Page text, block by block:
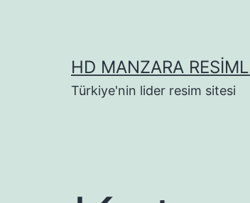
HD MANZARA
Türkiye'nin lider resim sitesi